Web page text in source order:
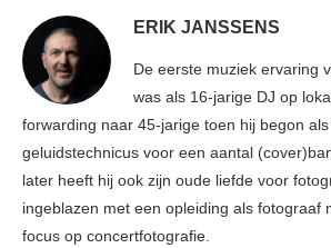
ERIK JANSSENS
De eerste muziek ervaring
was als 16-jarige DJ op
forwarding naar 45-jarige toen hij begon als
geluidstechnicus voor een aantal
later heeft hij ook zijn oude liefde voor
ingeblazen met een opleiding als fotograaf
focus op concertfotografie.